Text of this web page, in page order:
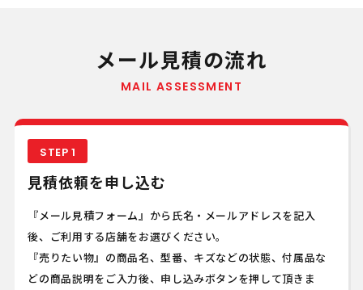
メール見積の流れ
MAIL ASSESSMENT
STEP 1
見積依頼を申し込む
『メール見積フォーム』から氏名・メールアドレスを記入
後、ご利用する店舗をお選びください。
『売りたい物』の商品名、型番、キズなどの状態、付属品な
どの商品説明をご入力後、申し込みボタンを押して頂きま